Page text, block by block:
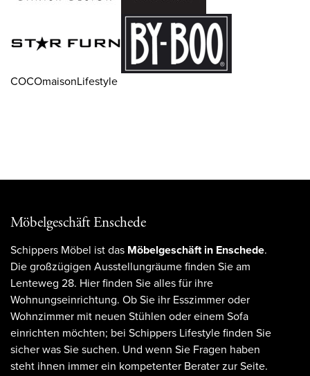
COCOmaisonLifestyle
Möbelgeschäft Enschede
Schippers Möbel ist das Möbelgeschäft in Enschede.
Die großzügigen Ausstellungräume finden Sie am
Lenteweg 28. Hier finden Sie alles für ihre
Wohnungseinrichtung. Ob Sie ihr Esszimmer oder
Wohnzimmer mit neuen Stühlen oder einem Sofa
einrichten möchten; bei Schippers Lifestyle finden Sie
sicher was Sie suchen. Und wenn Sie Fragen haben
steht ihnen immer ein kompetenter Berater zur Seite.